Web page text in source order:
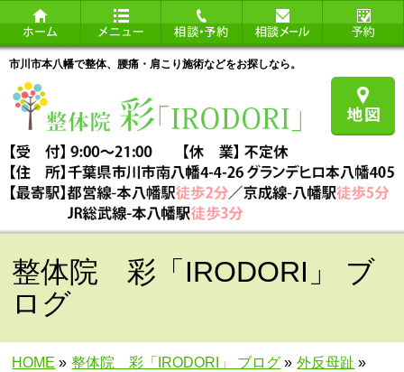
市川市本八幡で整体、腰痛・肩こり施術などをお探しなら。
整体院 彩「IRODORI」 ブ
ログ
HOME » 整体院 彩「IRODORI」 ブログ » 外反母趾 »